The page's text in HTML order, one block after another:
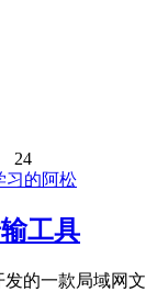
24
工具
发的一款局域网文